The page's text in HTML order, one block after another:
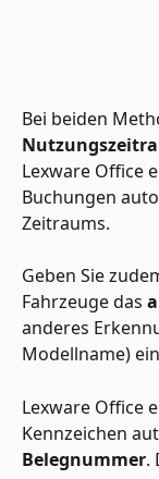
Bei beiden
Lexware Office
Buchungen
Zeitraums.
Geben Sie
Fahrzeuge das
anderes
Modellname)
Lexware Office
Kennzeichen
Belegnummer.